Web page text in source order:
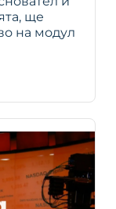
ще
на модул